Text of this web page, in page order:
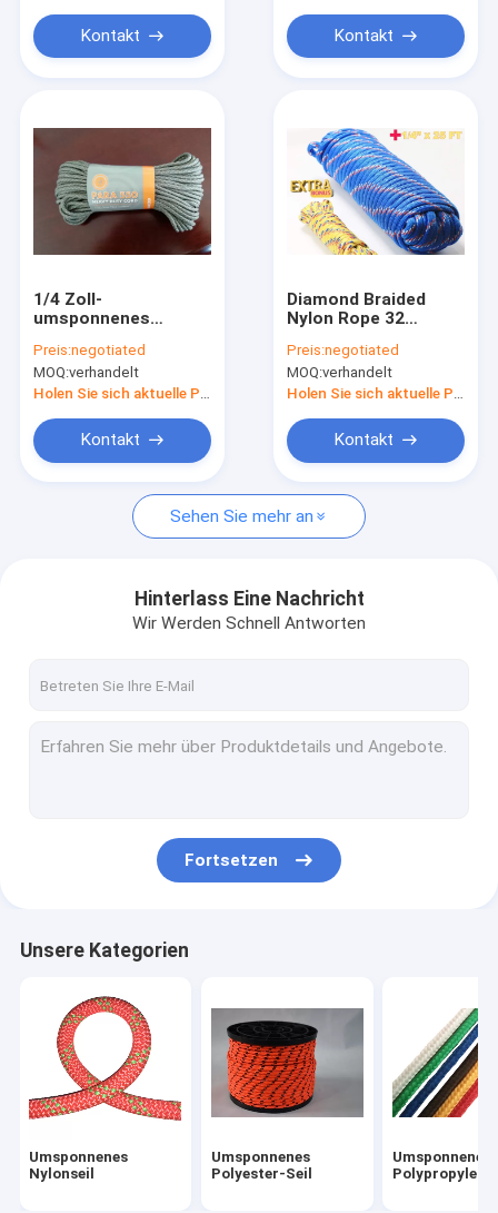
Über uns
Fabrik-Ausflug
Umsponnenes Nylonseil
Umsponnenes Polyester-Seil
Umsponnenes Polypropylen-Seil
550 Paracord Seil
Reflektierendes Zelt-Seil
Rettungsleinen-Sicherheits-Seil
Kontakt Kontakt
1/4 Zoll-
umsponnenes
Preis:negotiated
MOQ:verhandelt
Holen Sie sich aktuelle Preis
Kontakt
Diamond Braided
Nylon Rope 32
100FT
UVbeständiges an
Preis:negotiated
MOQ:verhandelt
Holen Sie sich aktuelle Preis
Kontakt
Sehen Sie mehr an
Hinterlass Eine Nachricht
Wir Werden Schnell Antworten
Fortsetzen
Unsere Kategorien
Umsponnenes
Nylonseil
Umsponnenes
Polyester-Seil
Umsponnenes
Polypropylen-